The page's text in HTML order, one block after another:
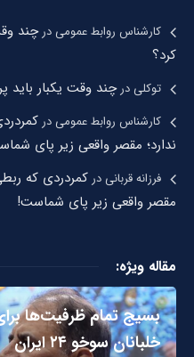
کارشناس روابط عمومیدرچند
کرد؟
توکلیدرچند وقت یکبار باید
کارشناس روابط عمومیدر
ندارد؛ مقصر واقعی زیر پای
فرزانه قربانیدر کمردردی که
مقصر واقعی زیر پای شماست!
مقاله ویژه:
بسیج تمام ظرفیت‌ها
خلبانان سوخو ۲۴ ایران